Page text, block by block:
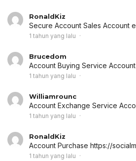
RonaldKiz
Secure Account Sales Account
1 tahun yang lalu
Brucedom
Account Buying Service
1 tahun yang lalu
Williamrounc
Account Exchange Service
1 tahun yang lalu
RonaldKiz
Account Purchase https://
1 tahun yang lalu